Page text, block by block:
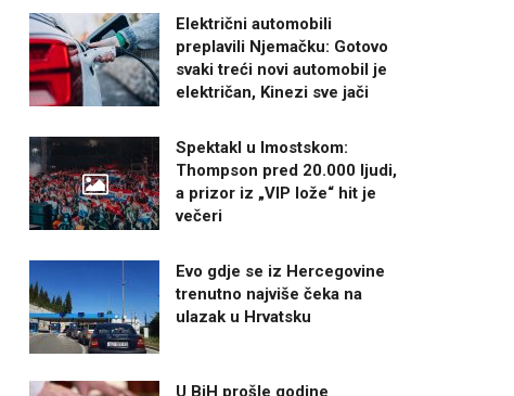
Električni automobili
preplavili Njemačku: Gotovo
svaki treći novi automobil je
električan, Kinezi sve jači
Spektakl u Imostskom:
Thompson pred 20.000 ljudi,
a prizor iz „VIP lože“ hit je
večeri
Evo gdje se iz Hercegovine
trenutno najviše čeka na
ulazak u Hrvatsku
U BiH prošle godine